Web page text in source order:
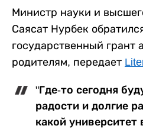
Министр науки и
Саясат Нурбек
государственный грант
родителям, передает
"Где-то сегодня
радости и долгие
какой университет